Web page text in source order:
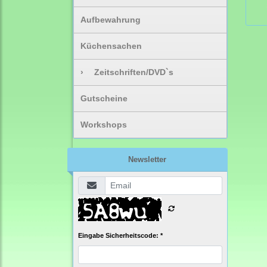
Aufbewahrung
Küchensachen
› Zeitschriften/DVD`s
Gutscheine
Workshops
Newsletter
Eingabe Sicherheitscode: *